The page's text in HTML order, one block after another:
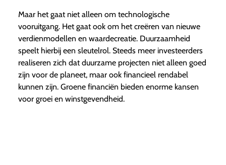
Maar het gaat niet alleen om technologische
vooruitgang. Het gaat ook om het creëren van nieuwe
verdienmodellen en waardecreatie. Duurzaamheid
speelt hierbij een sleutelrol. Steeds meer investeerders
realiseren zich dat duurzame projecten niet alleen goed
zijn voor de planeet, maar ook financieel rendabel
kunnen zijn. Groene financiën bieden enorme kansen
voor groei en winstgevendheid.